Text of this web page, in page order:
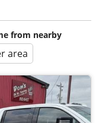
from nearby
area